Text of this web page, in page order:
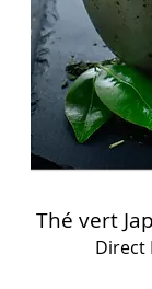
Thé vert
Direct